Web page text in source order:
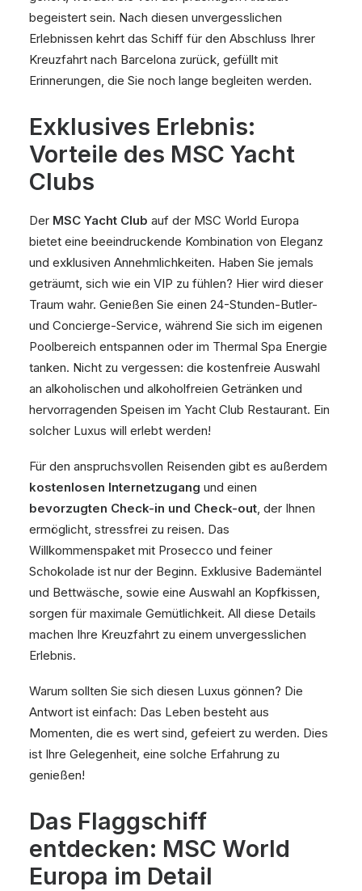
begeistert sein. Nach diesen unvergesslichen
Erlebnissen kehrt das Schiff für den Abschluss Ihrer
Kreuzfahrt nach Barcelona zurück, gefüllt mit
Erinnerungen, die Sie noch lange begleiten werden.
Exklusives Erlebnis:
Vorteile des MSC Yacht
Clubs
Der MSC Yacht Club auf der MSC World Europa
bietet eine beeindruckende Kombination von Eleganz
und exklusiven Annehmlichkeiten. Haben Sie jemals
geträumt, sich wie ein VIP zu fühlen? Hier wird dieser
Traum wahr. Genießen Sie einen 24-Stunden-Butler-
und Concierge-Service, während Sie sich im eigenen
Poolbereich entspannen oder im Thermal Spa Energie
tanken. Nicht zu vergessen: die kostenfreie Auswahl
an alkoholischen und alkoholfreien Getränken und
hervorragenden Speisen im Yacht Club Restaurant. Ein
solcher Luxus will erlebt werden!
Für den anspruchsvollen Reisenden gibt es außerdem
kostenlosen Internetzugang und einen
bevorzugten Check-in und Check-out, der Ihnen
ermöglicht, stressfrei zu reisen. Das
Willkommenspaket mit Prosecco und feiner
Schokolade ist nur der Beginn. Exklusive Bademäntel
und Bettwäsche, sowie eine Auswahl an Kopfkissen,
sorgen für maximale Gemütlichkeit. All diese Details
machen Ihre Kreuzfahrt zu einem unvergesslichen
Erlebnis.
Warum sollten Sie sich diesen Luxus gönnen? Die
Antwort ist einfach: Das Leben besteht aus
Momenten, die es wert sind, gefeiert zu werden. Dies
ist Ihre Gelegenheit, eine solche Erfahrung zu
genießen!
Das Flaggschiff
entdecken: MSC World
Europa im Detail